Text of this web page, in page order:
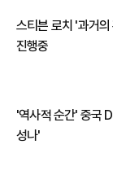
스티븐 로치 '과거
진행중
'역사적 순간' 중국
성나'